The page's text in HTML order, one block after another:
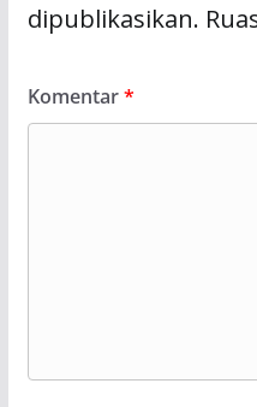
dipublikasikan.
Komentar*